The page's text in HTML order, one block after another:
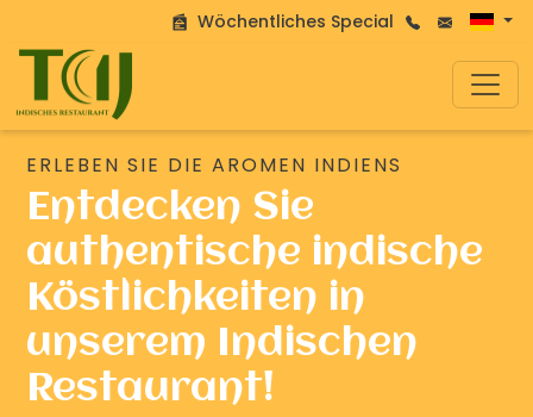
Wöchentliches Special
ERLEBEN SIE DIE AROMEN INDIENS
Entdecken Sie
authentische indische
Köstlichkeiten in
unserem Indischen
Restaurant!